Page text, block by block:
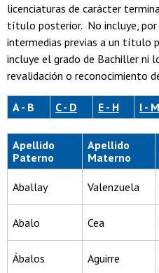
licenciaturas de carácter
título posterior. No incluye, por
intermedias previas a un título
incluye el grado de Bachiller
revalidación o reconocimiento
A - B C - D E - H I - M
Apellido
Paterno
Apellido
Materno
Aballay Valenzuela
Abalo Cea
Ábalos Aguirre